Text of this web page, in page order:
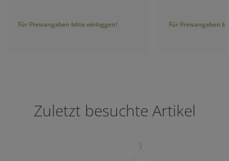
Für Preisangaben bitte einloggen! Für Preisangaben
Zuletzt besuchte Artikel